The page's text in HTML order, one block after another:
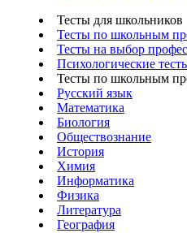
Тесты для школьников
Тесты по школьным
Тесты на выбор
Психологические
Тесты по школьным
Русский язык
Математика
Биология
Обществознание
История
Химия
Информатика
Физика
Литература
География